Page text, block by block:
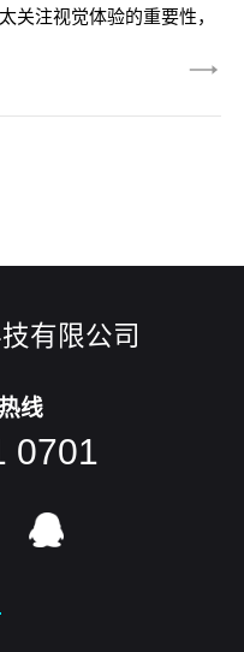
关注视觉体验的重要性，
唯科网络必须注重强调视
利用各种视觉元素增强观
有限公司
线
0701